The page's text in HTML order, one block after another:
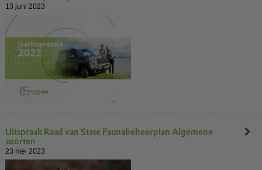
13 juni 2023
Uitspraak Raad van State Faunabeheerplan Algemene
soorten
23 mei 2023